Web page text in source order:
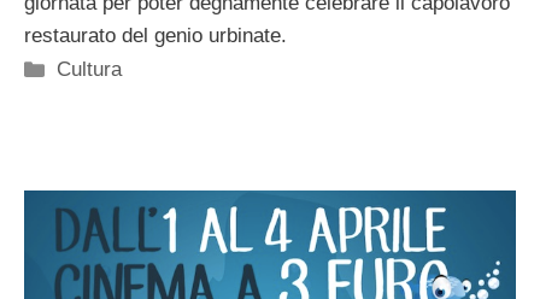
restaurato del genio urbinate.
Categorie
Cultura